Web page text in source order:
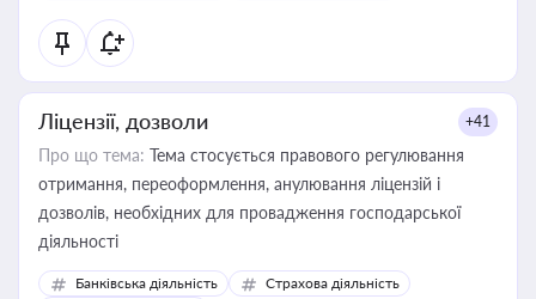
Ліцензії, дозволи +41
Про що тема: Тема стосується правового регулювання
отримання, переоформлення, анулювання ліцензій і
дозволів, необхідних для провадження господарської
діяльності
Банківська діяльність
Страхова діяльність